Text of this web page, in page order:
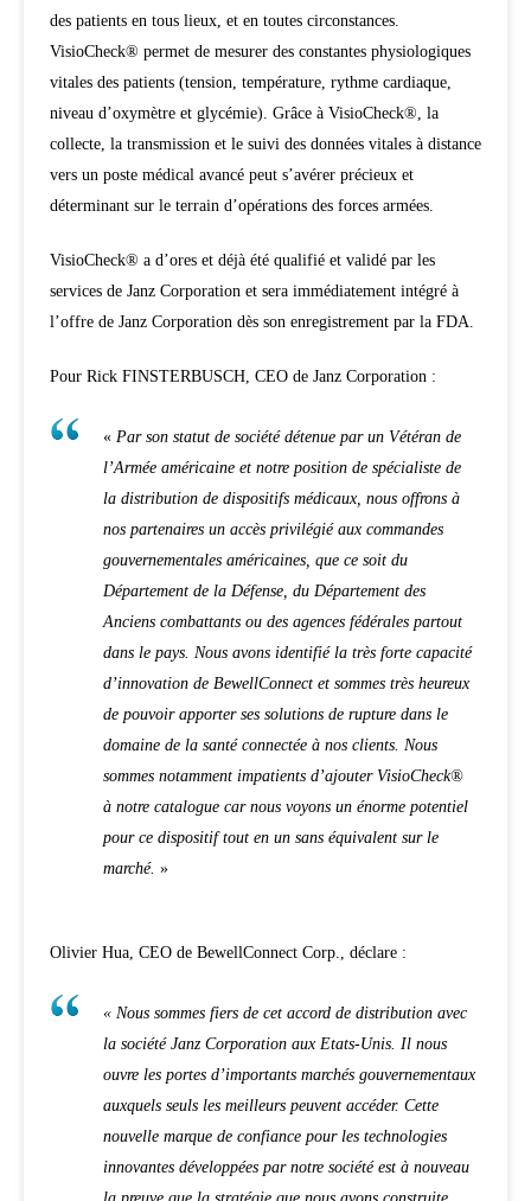
des patients en tous lieux, et en toutes circonstances.
VisioCheck® permet de mesurer des constantes physiologiques
vitales des patients (tension, température, rythme cardiaque,
niveau d’oxymètre et glycémie). Grâce à VisioCheck®, la
collecte, la transmission et le suivi des données vitales à distance
vers un poste médical avancé peut s’avérer précieux et
déterminant sur le terrain d’opérations des forces armées.
VisioCheck® a d’ores et déjà été qualifié et validé par les
services de Janz Corporation et sera immédiatement intégré à
l’offre de Janz Corporation dès son enregistrement par la FDA.
Pour Rick FINSTERBUSCH, CEO de Janz Corporation :
« Par son statut de société détenue par un Vétéran de
l’Armée américaine et notre position de spécialiste de
la distribution de dispositifs médicaux, nous offrons à
nos partenaires un accès privilégié aux commandes
gouvernementales américaines, que ce soit du
Département de la Défense, du Département des
Anciens combattants ou des agences fédérales partout
dans le pays. Nous avons identifié la très forte capacité
d’innovation de BewellConnect et sommes très heureux
de pouvoir apporter ses solutions de rupture dans le
domaine de la santé connectée à nos clients. Nous
sommes notamment impatients d’ajouter VisioCheck®
à notre catalogue car nous voyons un énorme potentiel
pour ce dispositif tout en un sans équivalent sur le
marché. »
Olivier Hua, CEO de BewellConnect Corp., déclare :
« Nous sommes fiers de cet accord de distribution avec
la société Janz Corporation aux Etats-Unis. Il nous
ouvre les portes d’importants marchés gouvernementaux
auxquels seuls les meilleurs peuvent accéder. Cette
nouvelle marque de confiance pour les technologies
innovantes développées par notre société est à nouveau